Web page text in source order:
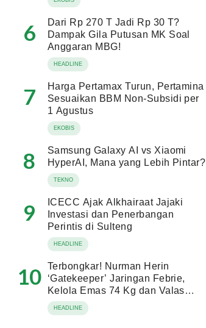
6
Dari Rp 270 T Jadi Rp 30 T?
Dampak Gila Putusan MK Soal
Anggaran MBG!
HEADLINE
7
Harga Pertamax Turun, Pertamina
Sesuaikan BBM Non-Subsidi per
1 Agustus
EKOBIS
8
Samsung Galaxy AI vs Xiaomi
HyperAI, Mana yang Lebih Pintar?
TEKNO
9
ICECC Ajak Alkhairaat Jajaki
Investasi dan Penerbangan
Perintis di Sulteng
HEADLINE
10 Terbongkar! Nurman Herin
‘Gatekeeper’ Jaringan Febrie,
Kelola Emas 74 Kg dan Valas
Ratusan Miliar!
HEADLINE